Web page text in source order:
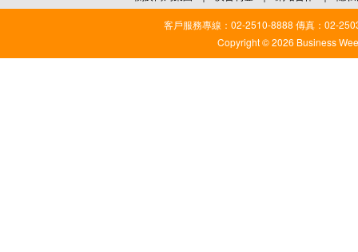
客戶服務專線：02-2510-8888 傳真：02-
Copyright © 2026 Business